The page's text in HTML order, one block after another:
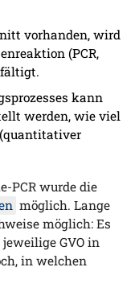
vorhanden, wird
(PCR,
kann
werden, wie viel
PCR wurde die
möglich. Lange
möglich: Es
GVO in
in welchen